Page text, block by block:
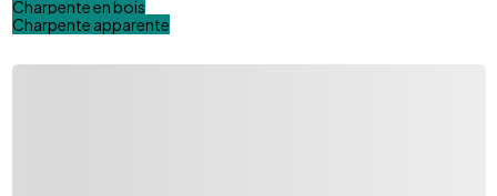
Charpente en bois
Charpente apparente